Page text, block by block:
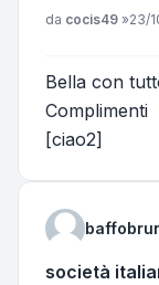
Messaggio
da cocis49 »23/
Bella con
Complimenti
[ciao2]
società